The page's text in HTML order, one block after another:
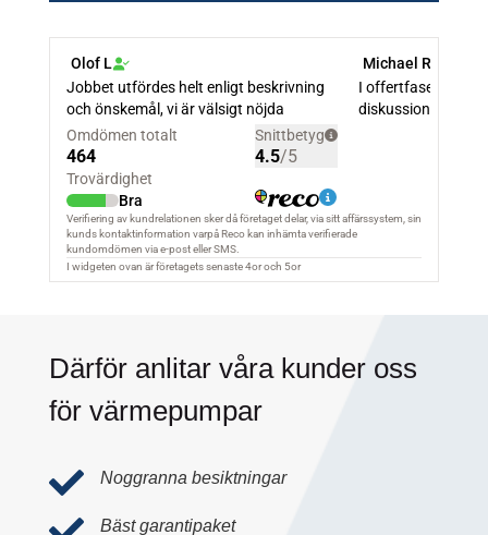
Därför anlitar våra kunder oss
för värmepumpar
 Noggranna besiktningar
Bäst garantipaket